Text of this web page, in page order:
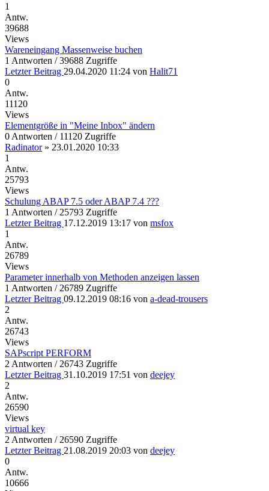
1
Antw.
39688
Views
Wareneingang Massenweise buchen
1 Antworten / 39688 Zugriffe
Letzter Beitrag 29.04.2020 11:24 von Halit71
0
Antw.
11120
Views
Elementgröße in "Meine Inbox" ändern
0 Antworten / 11120 Zugriffe
Radinator» 23.01.2020 10:33
1
Antw.
25793
Views
Schulung ABAP 7.5 oder ABAP 7.4 ???
1 Antworten / 25793 Zugriffe
Letzter Beitrag 17.12.2019 13:17 von msfox
1
Antw.
26789
Views
Parameter innerhalb von Methoden anzeigen lassen
1 Antworten / 26789 Zugriffe
Letzter Beitrag 09.12.2019 08:16 von a-dead-trousers
2
Antw.
26743
Views
SAPscript PERFORM
2 Antworten / 26743 Zugriffe
Letzter Beitrag 31.10.2019 17:51 von deejey
2
Antw.
26590
Views
virtual key
2 Antworten / 26590 Zugriffe
Letzter Beitrag 21.08.2019 20:03 von deejey
0
Antw.
10666